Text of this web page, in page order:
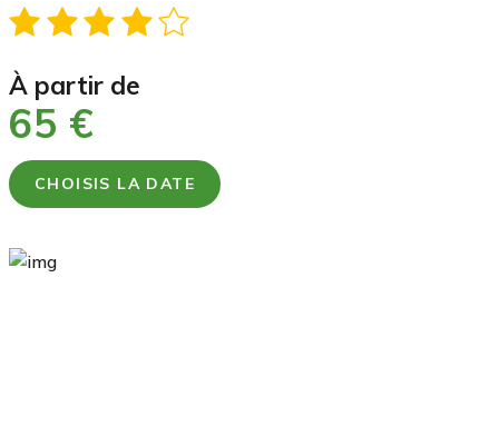
à partir de
65 €
CHOISIS LA DATE